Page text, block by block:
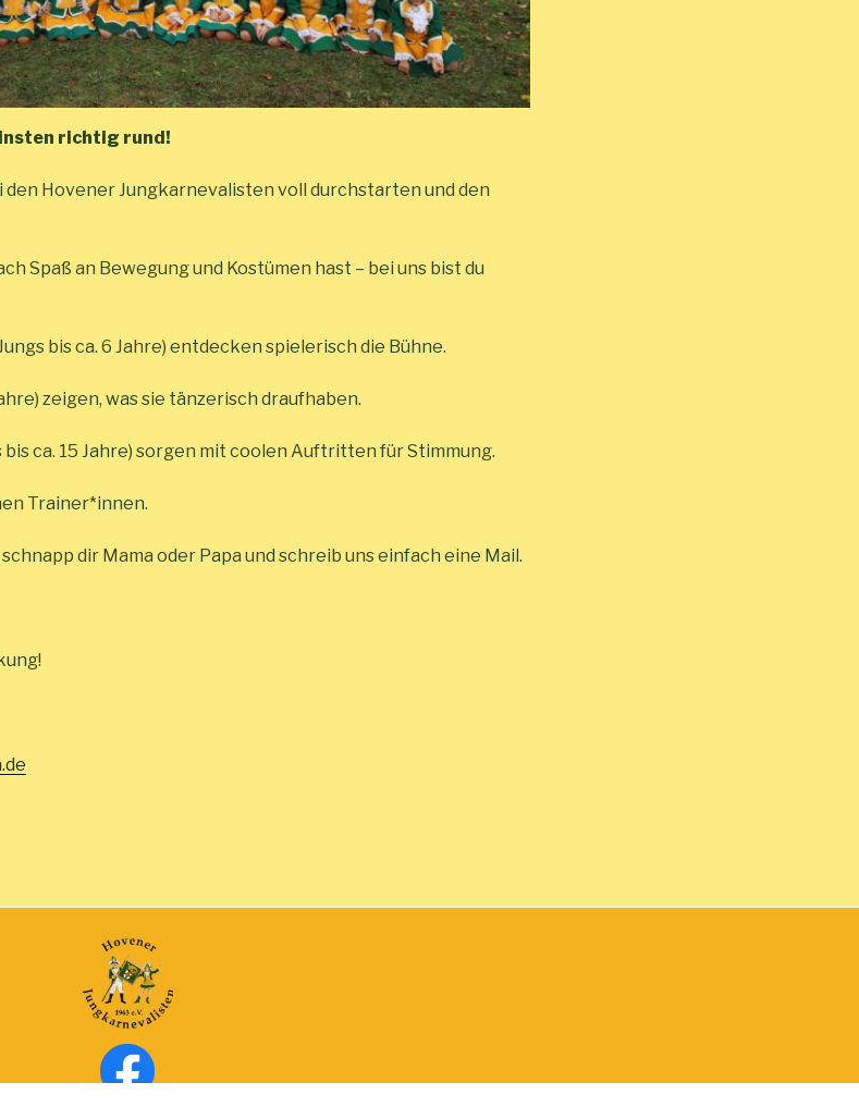
richtig rund!
den Hovener Jungkarnevalisten voll durchstarten und den
Spaß an Bewegung und Kostümen hast – bei uns bist du
bis ca. 6 Jahre) entdecken spielerisch die Bühne.
zeigen, was sie tänzerisch draufhaben.
bis ca. 15 Jahre) sorgen mit coolen Auftritten für Stimmung.
Trainer*innen.
dir Mama oder Papa und schreib uns einfach eine Mail.